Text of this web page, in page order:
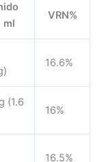
ml
VRN%
16.6%
(1.6
16%
16.5%